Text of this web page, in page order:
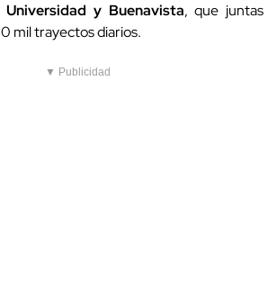
Universidad y Buenavista, que juntas
mil trayectos diarios.
▼ Publicidad